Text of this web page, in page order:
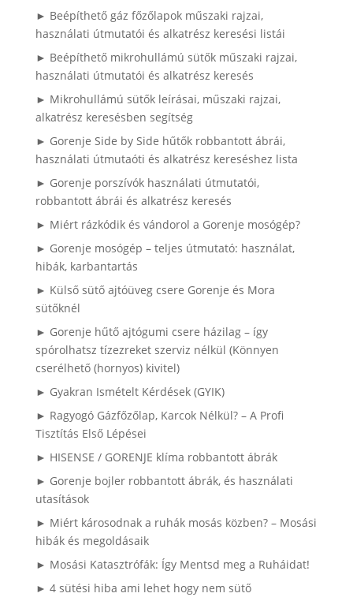
► Beépíthető gáz főzőlapok műszaki rajzai,
használati útmutatói és alkatrész keresési listái
► Beépíthető mikrohullámú sütők műszaki rajzai,
használati útmutatói és alkatrész keresés
► Mikrohullámú sütők leírásai, műszaki rajzai,
alkatrész keresésben segítség
► Gorenje Side by Side hűtők robbantott ábrái,
használati útmutaóti és alkatrész kereséshez lista
► Gorenje porszívók használati útmutatói,
robbantott ábrái és alkatrész keresés
► Miért rázkódik és vándorol a Gorenje mosógép?
► Gorenje mosógép – teljes útmutató: használat,
hibák, karbantartás
► Külső sütő ajtóüveg csere Gorenje és Mora
sütőknél
► Gorenje hűtő ajtógumi csere házilag – így
spórolhatsz tízezreket szerviz nélkül (Könnyen
cserélhető (hornyos) kivitel)
► Gyakran Ismételt Kérdések (GYIK)
► Ragyogó Gázfőzőlap, Karcok Nélkül? – A Profi
Tisztítás Első Lépései
► HISENSE / GORENJE klíma robbantott ábrák
► Gorenje bojler robbantott ábrák, és használati
utasítások
► Miért károsodnak a ruhák mosás közben? – Mosási
hibák és megoldásaik
► Mosási Katasztrófák: Így Mentsd meg a Ruháidat!
► 4 sütési hiba ami lehet hogy nem sütő